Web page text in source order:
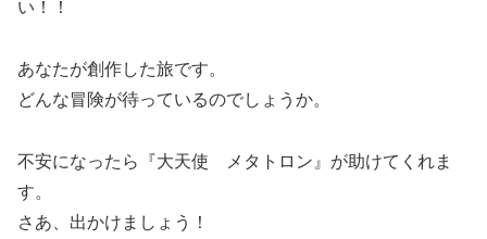
い！！
あなたが創作した旅です。
どんな冒険が待っているのでしょうか。
不安になったら『大天使 メタトロン』が助けてくれま
す。
さあ、出かけましょう！